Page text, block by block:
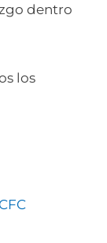
dentro
los